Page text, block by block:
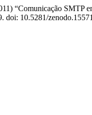
“Comunicação SMTP
doi: 10.5281/